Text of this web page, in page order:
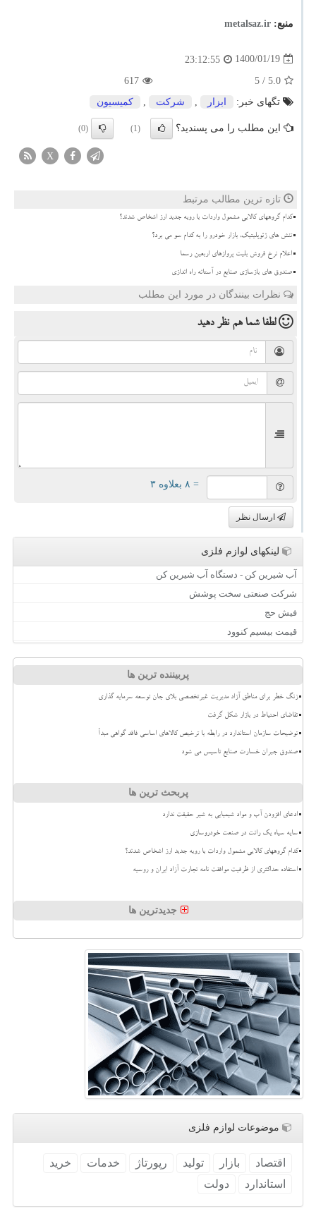
منبع: metalsaz.ir
1400/01/19
23:12:55
5.0
/ 5
617
تگهای خبر:
ابزار , شركت , كمیسیون
این مطلب را می پسندید؟ (1)
(0)
X
تازه ترین مطالب مرتبط
کدام گروههای کالایی مشمول واردات با رویه جدید ارز اشخاص شدند؟
تنش های ژئوپلیتیک، بازار خودرو را به کدام سو می برد؟
اعلام نرخ فروش بلیت پروازهای اربعین رسما
صندوق های بازسازی صنایع در آستانه راه اندازی
نظرات بینندگان در مورد این مطلب
لطفا شما همنظر دهید
= ۸ بعلاوه ۳
ارسال نظر
لینکهای لوازم فلزی
آب شیرین کن - دستگاه آب شیرین کن
شرکت صنعتی سخت پوشش
فیش حج
قیمت بیسیم کنوود
پربیننده ترین ها
زنگ خطر برای مناطق آزاد مدیریت غیرتخصصی بلای جان توسعه سرمایه گذاری
تقاضای احتیاط در بازار شکل گرفت
توضیحات سازمان استاندارد در رابطه با ترخیص کالاهای اساسی فاقد گواهی مبدأ
صندوق جبران خسارت صنایع تاسیس می شود
پربحث ترین ها
ادعای افزودن آب و مواد شیمیایی به شیر حقیقت ندارد
سایه سیاه یک رانت در صنعت خودروسازی
کدام گروههای کالایی مشمول واردات با رویه جدید ارز اشخاص شدند؟
استفاده حداکثری از ظرفیت موافقت نامه تجارت آزاد ایران و روسیه
جدیدترین ها
موضوعات لوازم فلزی
اقتصاد بازار تولید رپورتاژ خدمات
خرید
استاندارد
دولت